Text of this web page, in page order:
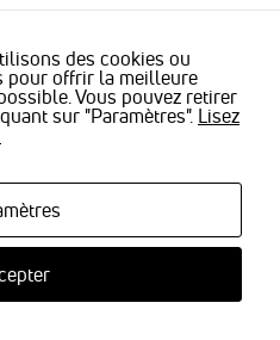
des cookies ou
pour offrir la meilleure
Vous pouvez retirer
sur "Paramètres". Lisez
la
de notre
localisation
qu'aux
fonctionnalités
nous
contacter.
Nous